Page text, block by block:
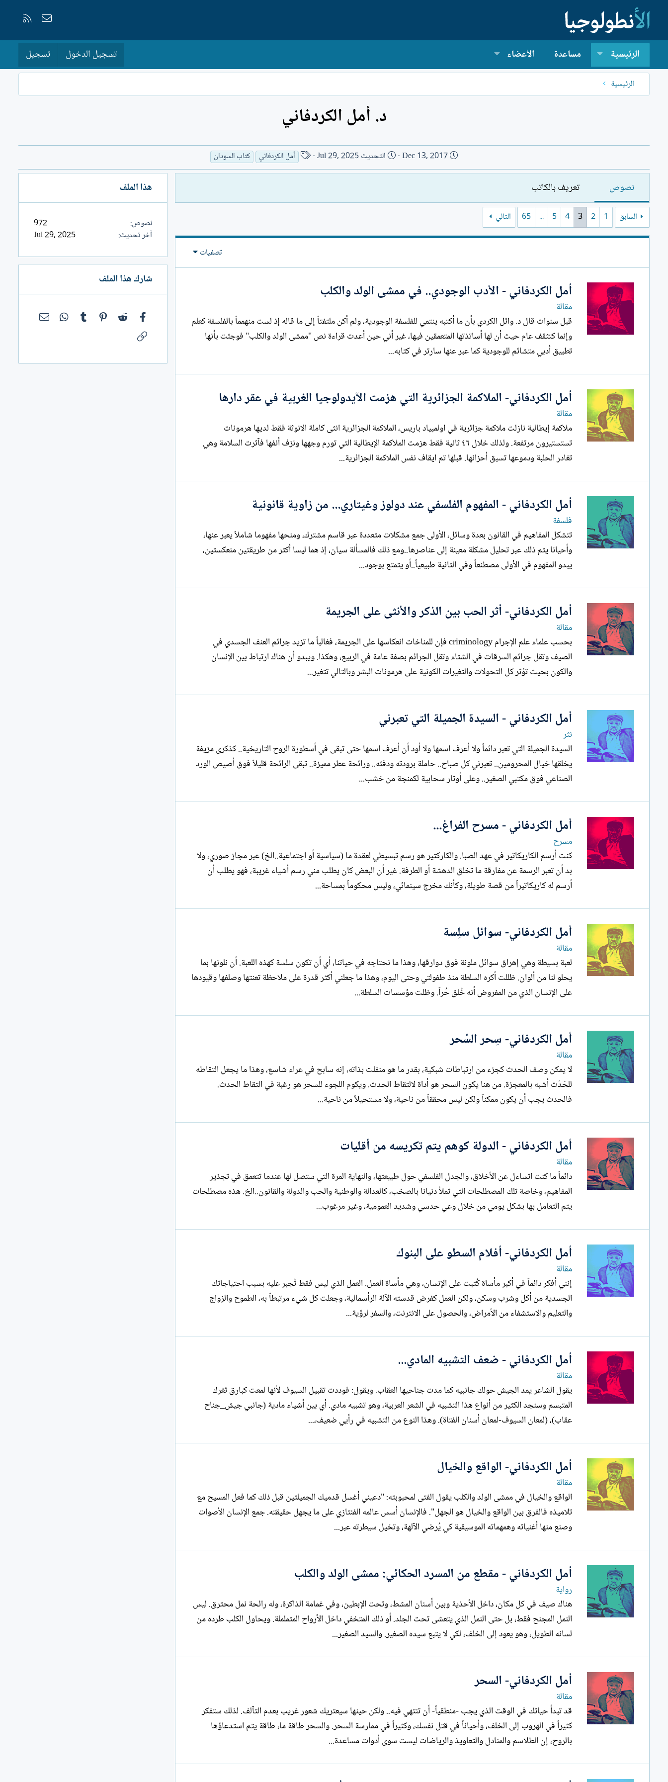
إتصل بنا
الرئيسية مساعدة الأعضاء تسجيل الدخول تسجيل
الرئيسية
د. أمل الكردفاني
ت
ا
خ
إ
ء
Dec 13, 2017 التحديثJul 29, 2025
ا
س
ل
ت
أمل الكردفاني كتاب السودان
نصوص تعريف بالكاتب
السابق 1
2
3
4
5
...
65 التالي
تصفيات
أمل الكردفاني - الأدب الوجودي.. في ممشى الولد والكلب
مقالة
قبل سنوات قال د. وائل الكردي بأن ما أكتبه ينتمي للفلسفة الوجودية، ولم أكن ملتفتاً إلى ما قاله إذ لست منهمماً بالفلسفة كعلم
وإنما كتثقف عام حيث أن لها أساتذتها المتعمقين فيها، غير أني حين أعدت قراءة نص "ممشى الولد والكلب" فوجئت بأنها
تطبيق أدبي متشائم للوجودية كما عبر عنها سارتر في كتابه...
أمل الكردفاني- الملاكمة الجزائرية التي هزمت الآيدولوجيا الغربية في عقر دارها
مقالة
ملاكمة إيطالية نازلت ملاكمة جزائرية في اولمبياد باريس، الملاكمة الجزائرية انثى كاملة الانوثة فقط لديها هرمونات
تستستيرون مرتفعة. ولذلك خلال ٤٦ ثانية فقط هزمت الملاكمة الإيطالية التي تورم وجهها ونزف أنفها فآثرت السلامة وهي
تغادر الحلبة ودموعها تسبق أحزانها. قبلها تم ايقاف نفس الملاكمة الجزائرية...
أمل الكردفاني - المفهوم الفلسفي عند دولوز وغيتاري... من زاوية قانونية
فلسفة
تتشكل المفاهيم في القانون بعدة وسائل، الأولى جمع مشكلات متعددة عبر قاسم مشترك، ومنحها مفهوما شاملاً يعبر عنها،
وأحيانا يتم ذلك عبر تحليل مشكلة معينة إلى عناصرها..ومع ذلك فالمسألة سيان، إذ هما ليسا أكثر من طريقتين منعكستين،
يبدو المفهوم في الأولى مصطنعاً وفي الثانية طبيعياً..أو يتمتع بوجود...
أمل الكردفاني- أثر الحب بين الذكر والأنثى على الجريمة
مقالة
بحسب علماء علم الإجرام criminology فإن للمناخات انعكاسها على الجريمة، فغالباً ما تزيد جرائم العنف الجسدي في
الصيف وتقل جرائم السرقات في الشتاء وتقل الجرائم بصفة عامة في الربيع، وهكذا. ويبدو أن هناك ارتباط بين الإنسان
والكون بحيث تؤثر كل التحولات والتغيرات الكونية على هرمونات البشر وبالتالي تتغير...
أمل الكردفاني - السيدة الجميلة التي تعبرني
نثر
السيدة الجميلة التي تعبر دائماً ولا أعرف اسمها ولا أود أن أعرف اسمها حتى تبقى في أسطورة الروح التاريخية.. كذكرى مزيفة
يخلقها خيال المحرومين.. تعبرني كل صباح.. حاملة برودته ودفئه.. ورائحة عطر مميزة.. تبقى الرائحة قليلاً فوق أصيص الورد
الصناعي فوق مكتبي الصغير.. وعلى أوتار سحابية لكمنجة من خشب...
أمل الكردفاني - مسرح الفراغ...
مسرح
كنت أرسم الكاريكاتير في عهد الصبا. والكاركتير هو رسم تبسيطي لعقدة ما (سياسية أو اجتماعية..الخ) عبر مجاز صوري، ولا
بد أن تعبر الرسمة عن مفارقة ما تخلق الدهشة أو الطرفة. غير أن البعض كان يطلب مني رسم أشياء غريبة، فهو يطلب أن
أرسم له كاريكاتيراً من قصة طويلة، وكأنك مخرج سينمائي، وليس محكوماً بمساحة...
أمل الكردفاني- سوائل سلِسة
مقالة
لعبة بسيطة وهي إهراق سوائل ملونة فوق دوارقها، وهذا ما نحتاجه في حياتنا، أي أن تكون سلسة كهذه اللعبة. أن نلونها بما
يحلو لنا من ألوان. ظللت أكره السلطة منذ طفولتي وحتى اليوم، وهذا ما جعلني أكثر قدرة على ملاحظة تعنتها وصلفها وقيودها
على الإنسان الذي من المفروض أنه خُلق حُراً. وظلت مؤسسات السلطة...
أمل الكردفاني- سِحر السِّحر
مقالة
لا يمكن وصف الحدث كجزء من ارتباطات شبكية، بقدر ما هو منفلت بذاته، إنه سابح في عراء شاسع، وهذا ما يجعل التقاطه
للحَدَث أشبه بالمعجزة. من هنا يكون السحر هو أداة لالتقاط الحدث. ويكوم اللجوء للسحر هو رغبة في التقاط الحدث.
فالحدث يجب أن يكون ممكناً ولكن ليس محققاً من ناحية، ولا مستحيلاً من ناحية...
أمل الكردفاني - الدولة كوهم يتم تكريسه من أقليات
مقالة
دائماً ما كنت اتساءل عن الأخلاق، والجدل الفلسفي حول طبيعتها، والنهاية المرة التي ستصل لها عندما تتعمق في تجذير
المفاهيم، وخاصة تلك المصطلحات التي تملأ دنيانا بالصخب، كالعدالة والوطنية والحب والدولة والقانون..الخ. هذه مصطلحات
يتم التعامل بها بشكل يومي من خلال وعي حدسي وشديد العمومية، وغير مرغوب...
أمل الكردفاني- أفلام السطو على البنوك
مقالة
إنني أفكر دائماً في أكبر مأساة كُتبت على الإنسان، وهي مأساة العمل. العمل الذي ليس فقط تُجبر عليه بسبب احتياجاتك
الجسدية من أكل وشرب وسكن، ولكن العمل كفرض قدسته الآلة الرأسمالية، وجعلت كل شيء مرتبطاً به، الطموح والزواج
والتعليم والاستشفاء من الأمراض، والحصول على الانترنت، والسفر لرؤية...
أمل الكردفاني - ضعف التشبيه المادي...
مقالة
يقول الشاعر يمد الجيش حولك جانبيه كما مدت جناحيها العقاب. ويقول: فوددت تقبيل السيوف لأنها لمعت كبارق ثغرك
المتبسم وسنجد الكثير من أنواع هذا التشبيه في الشعر العربية، وهو تشبيه مادي. أي بين أشياء مادية (جانبي جيش_جناح
عقاب)، (لمعان السيوف-لمعان أسنان الفتاة). وهذا النوع من التشبيه في رأيي ضعيف،...
أمل الكردفاني- الواقع والخيال
مقالة
الواقع والخيال في ممشى الولد والكلب يقول الفتى لمحبوبته: "دعيني أغسل قدميك الجميلتين قبل ذلك كما فعل المسيح مع
تلاميذه فالفرق بين الواقع والخيال هو الجهل". فالإنسان أسس عالمه الفنتازي على ما يجهل حقيقته. جمع الإنسان الأصوات
وصنع منها أغنياته وهمهماته الموسيقية كي يُرضي الآلهة، وتخيل سيطرته عبر...
أمل الكردفاني - مقطع من المسرد الحكائي: ممشى الولد والكلب
رواية
هناك صيف في كل مكان، داخل الأحذية وبين أسنان المشط، وتحت الإبطين، وفي غمامة الذاكرة، وله رائحة نمل محترق. ليس
النمل المجنح فقط، بل حتى النمل الذي يتعشى تحت الجلد. أو ذلك المتخفي داخل الأرواح المتململة. ويحاول الكلب طرده من
لسانه الطويل، وهو يعود إلى الخلف، لكي لا يتبع سيده الصغير. والسيد الصغير...
أمل الكردفاني- السحر
مقالة
قد تبدأ حياتك في الوقت الذي يجب -منطقياً- أن تنتهي فيه.. ولكن حينها سيعتريك شعور غريب بعدم التآلف. لذلك ستفكر
كثيراً في الهروب إلى الخلف، وأحياناً في قتل نفسك، وكثيراً في ممارسة السحر. والسحر طاقة ما، طاقة يتم استدعاؤها
بالروح، إن الطلاسم والمنادل والتعاويذ والرياضات ليست سوى أدوات مساعدة...
هذا الملف
نصوص
972
آخر تحديث
Jul 29, 2025
شارك هذا الملف
فيسبوك Reddit
Pinterest
Tumblr
WhatsApp